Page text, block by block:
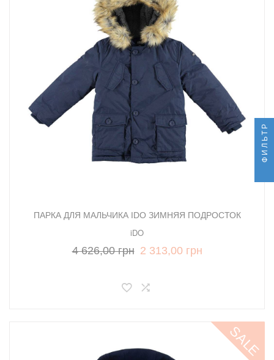
ПАРКА ДЛЯ МАЛЬЧИКА IDO ЗИМНЯЯ ПОДРОСТОК
iDO
4 626,00 грн 2 313,00 грн
SALE
ФИЛЬТР